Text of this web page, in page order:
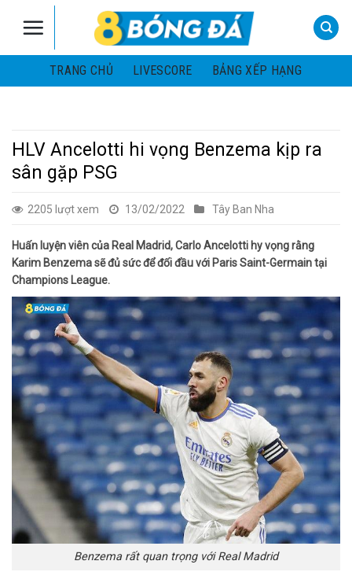
TRANG CHỦ
LIVESCORE BẢNG XẾP HẠNG
HLV Ancelotti hi vọng Benzema kịp ra
sân gặp PSG
2205 lượt xem 13/02/2022 Tây Ban Nha
Huấn luyện viên của Real Madrid, Carlo Ancelotti hy vọng rằng
Karim Benzema sẽ đủ sức để đối đầu với Paris Saint-Germain tại
Champions League.
Benzema rất quan trọng với Real Madrid